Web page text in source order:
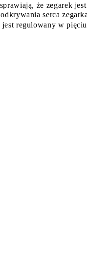
że zegarek
serca
regulowany w